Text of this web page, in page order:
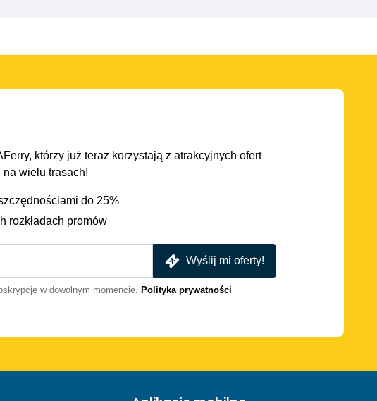
którzy już teraz korzystają z atrakcyjnych ofert
wielu trasach!
do 25%
rozkładach promów
Wyślij mi oferty!
w dowolnym momencie. Polityka prywatności